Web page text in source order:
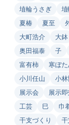
埴輪うさぎ
夏椿
夏至
大町浩介
大鉢
奥田福泰
子
富有柿
寒ぼた
小川任山
小
展示会
展示
工芸
巳 巾
干支づくり